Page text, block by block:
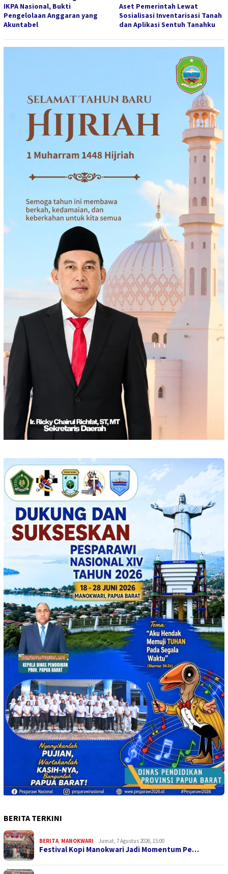
IKPA Nasional, Bukti
Pengelolaan Anggaran yang
Akuntabel
Aset Pemerintah Lewat
Sosialisasi Inventarisasi Tanah
dan Aplikasi Sentuh Tanahku
BERITA TERKINI
BERITA, MANOKWARI Jumat, 7 Agustus 2026, 15:00
Festival Kopi Manokwari Jadi Momentum Pe…